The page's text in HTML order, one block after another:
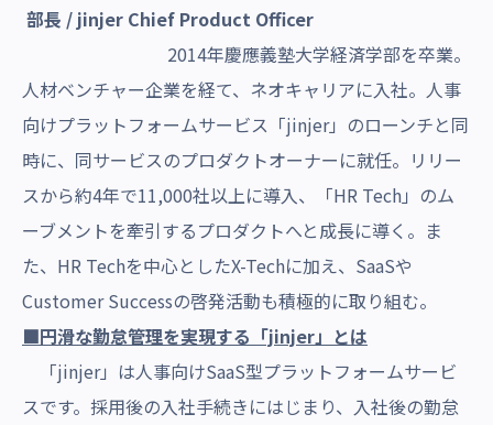
部長 / jinjer Chief Product Officer
2014年慶應義塾大学経済学部を卒業。
人材ベンチャー企業を経て、ネオキャリアに入社。人事
向けプラットフォームサービス「jinjer」のローンチと同
時に、同サービスのプロダクトオーナーに就任。リリー
スから約4年で11,000社以上に導入、「HR Tech」のム
ーブメントを牽引するプロダクトへと成長に導く。ま
た、HR Techを中心としたX-Techに加え、SaaSや
Customer Successの啓発活動も積極的に取り組む。
■円滑な勤怠管理を実現する「jinjer」とは
「jinjer」は人事向けSaaS型プラットフォームサービ
スです。採用後の入社手続きにはじまり、入社後の勤怠